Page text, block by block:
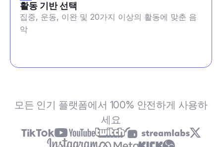
활동 기반 선택
집중, 운동, 이완 및 20가지 이상의 활동에 맞춘 음
악
모든 인기 플랫폼에서 100% 안전하게 사용하
세요